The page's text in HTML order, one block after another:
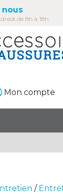
nous
de 8h à 18h
Mon compte
/